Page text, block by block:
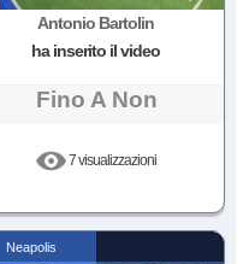
Antonio Bartolin
ha inserito il video
Fino A Non
7 visualizzazioni
Neapolis